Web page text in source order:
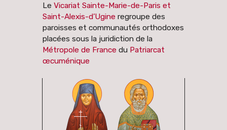
Le Vicariat Sainte-Marie-de-Paris et
Saint-Alexis-d’Ugine regroupe des
paroisses et communautés orthodoxes
placées sous la juridiction de la
Métropole de France du Patriarcat
œcuménique